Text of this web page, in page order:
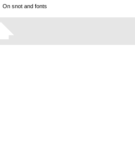
On snot and fonts